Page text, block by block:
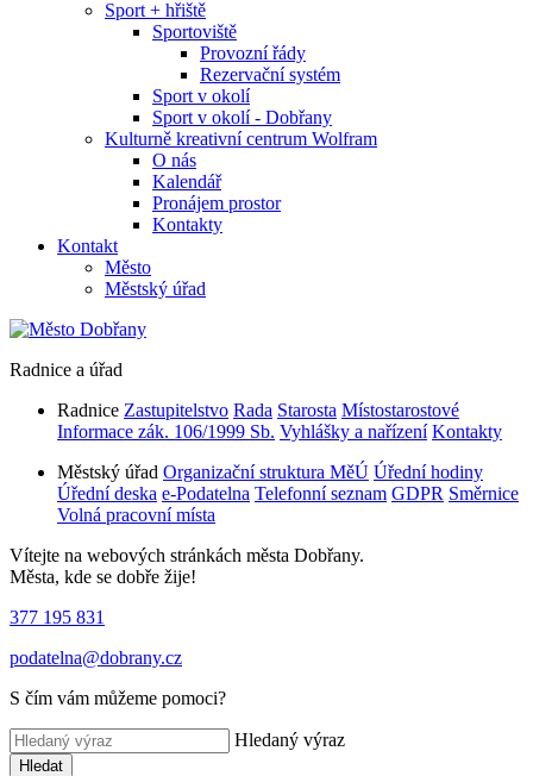
Sport + hřiště
Sportoviště
Provozní řády
Rezervační systém
Sport v okolí
Sport v okolí - Dobřany
Kulturně kreativní centrum Wolfram
O nás
Kalendář
Pronájem prostor
Kontakty
Kontakt
Město
Městský úřad
Radnice a úřad
Radnice Zastupitelstvo Rada Starosta Místostarostové
Informace zák. 106/1999 Sb. Vyhlášky a nařízení Kontakty
Městský úřad Organizační struktura MěÚ Úřední hodiny
Úřední deska e-Podatelna Telefonní seznam GDPR Směrnice
Volná pracovní místa
Vítejte na webových stránkách města Dobřany.
Města, kde se dobře žije!
377 195 831
podatelna@dobrany.cz
S čím vám můžeme pomoci?
Hledaný výraz
Hledat